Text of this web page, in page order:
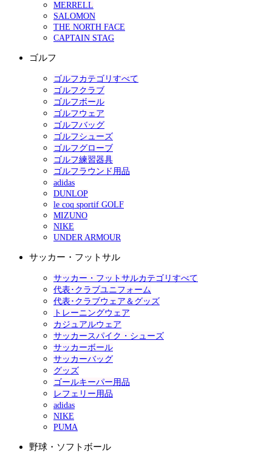
MERRELL
SALOMON
THE NORTH FACE
CAPTAIN STAG
ゴルフ
ゴルフカテゴリすべて
ゴルフクラブ
ゴルフボール
ゴルフウェア
ゴルフバッグ
ゴルフシューズ
ゴルフグローブ
ゴルフ練習器具
ゴルフラウンド用品
adidas
DUNLOP
le coq sportif GOLF
MIZUNO
NIKE
UNDER ARMOUR
サッカー・フットサル
サッカー・フットサルカテゴリすべて
代表･クラブユニフォーム
代表･クラブウェア＆グッズ
トレーニングウェア
カジュアルウェア
サッカースパイク・シューズ
サッカーボール
サッカーバッグ
グッズ
ゴールキーパー用品
レフェリー用品
adidas
NIKE
PUMA
野球・ソフトボール